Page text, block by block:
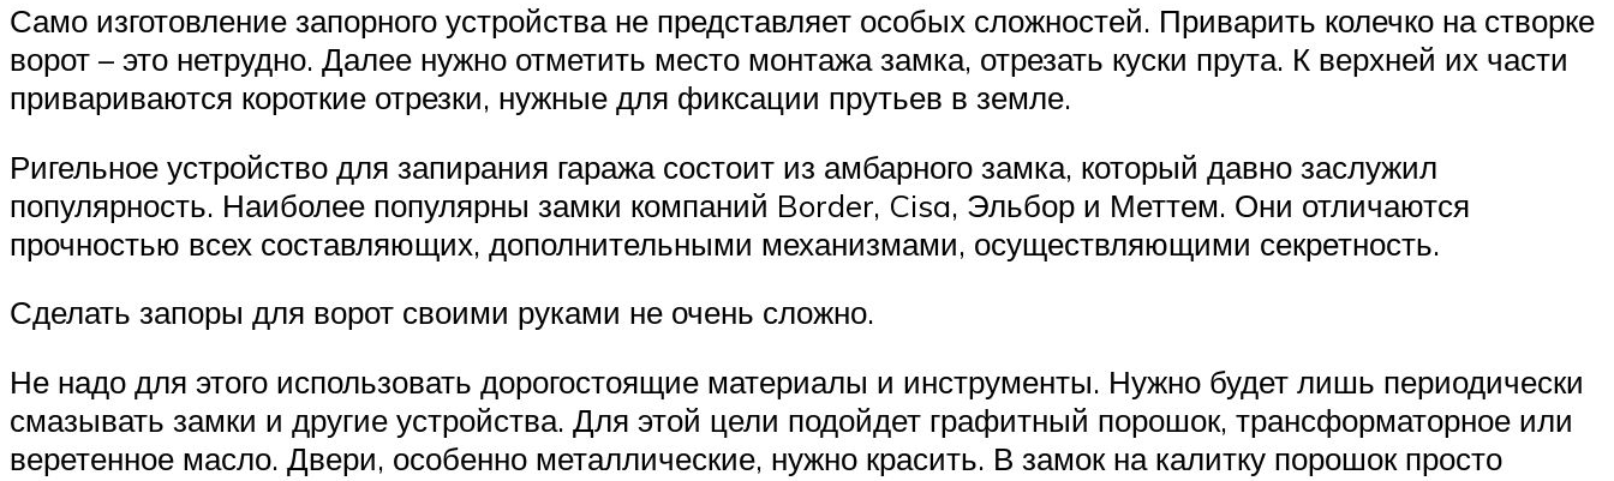
Само изготовление запорного устройства не представляет особых сложностей. Приварить колечко на створке
ворот – это нетрудно. Далее нужно отметить место монтажа замка, отрезать куски прута. К верхней их части
привариваются короткие отрезки, нужные для фиксации прутьев в земле.
Ригельное устройство для запирания гаража состоит из амбарного замка, который давно заслужил
популярность. Наиболее популярны замки компаний Border, Cisa, Эльбор и Меттем. Они отличаются
прочностью всех составляющих, дополнительными механизмами, осуществляющими секретность.
Сделать запоры для ворот своими руками не очень сложно.
Не надо для этого использовать дорогостоящие материалы и инструменты. Нужно будет лишь периодически
смазывать замки и другие устройства. Для этой цели подойдет графитный порошок, трансформаторное или
веретенное масло. Двери, особенно металлические, нужно красить. В замок на калитку порошок просто